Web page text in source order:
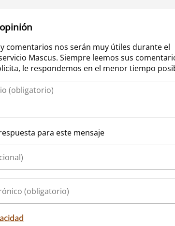
comentarios nos serán muy útiles durante el
Mascus. Siempre leemos sus
le respondemos en el menor tiempo
para este mensaje